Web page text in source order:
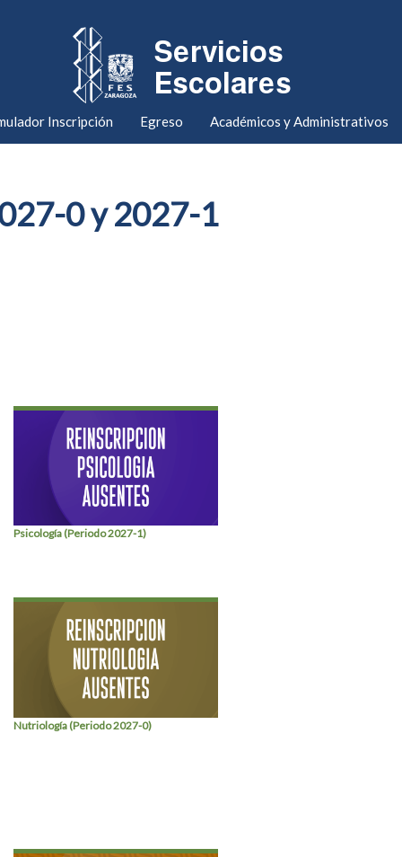
Inscripción Egreso Académicos y Administrativos
0 y 2027-1
Psicología (Periodo 2027-1)
Nutriología (Periodo 2027-0)